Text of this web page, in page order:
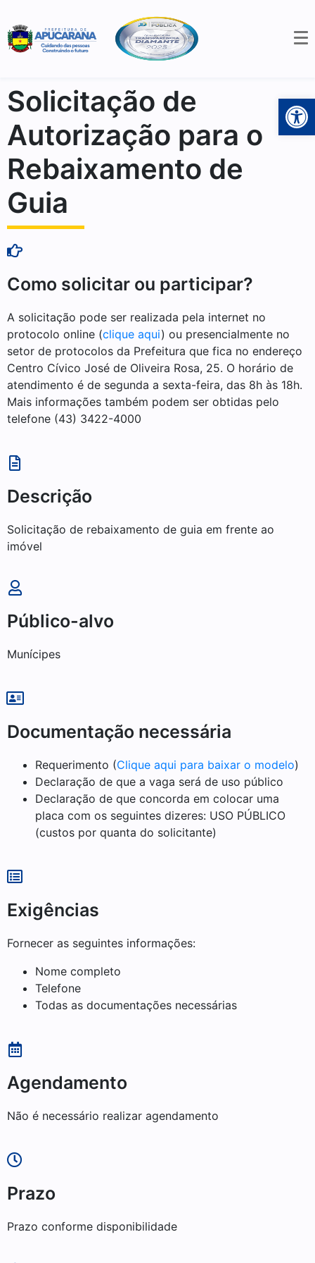
Solicitação de
Autorização para o
Rebaixamento de
Guia
Como solicitar ou participar?
A solicitação pode ser realizada pela internet no
protocolo online (clique aqui) ou presencialmente no
setor de protocolos da Prefeitura que fica no endereço
Centro Cívico José de Oliveira Rosa, 25. O horário de
atendimento é de segunda a sexta-feira, das 8h às 18h.
Mais informações também podem ser obtidas pelo
telefone (43) 3422-4000
Descrição
Solicitação de rebaixamento de guia em frente ao
imóvel
Público-alvo
Munícipes
Documentação necessária
Requerimento (Clique aqui para baixar o modelo)
Declaração de que a vaga será de uso público
Declaração de que concorda em colocar uma
placa com os seguintes dizeres: USO PÚBLICO
(custos por quanta do solicitante)
Exigências
Fornecer as seguintes informações:
Nome completo
Telefone
Todas as documentações necessárias
Agendamento
Não é necessário realizar agendamento
Prazo
Prazo conforme disponibilidade